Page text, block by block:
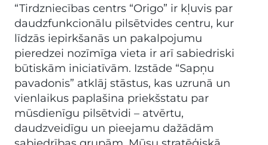
“Tirdzniecības centrs “Origo” ir kļuvis par
daudzfunkcionālu pilsētvides centru, kur
līdzās iepirkšanās un pakalpojumu
pieredzei nozīmīga vieta ir arī sabiedriski
būtiskām iniciatīvām. Izstāde “Sapņu
pavadonis” atklāj stāstus, kas uzrunā un
vienlaikus paplašina priekšstatu par
mūsdienīgu pilsētvidi – atvērtu,
daudzveidīgu un pieejamu dažādām